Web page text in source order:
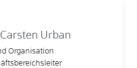
Carsten Urban
Organisation